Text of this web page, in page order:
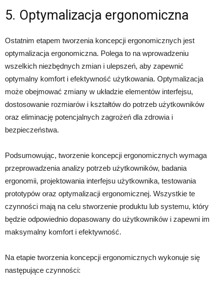
5. Optymalizacja ergonomiczna
Ostatnim etapem tworzenia koncepcji ergonomicznych jest
optymalizacja ergonomiczna. Polega to na wprowadzeniu
wszelkich niezbędnych zmian i ulepszeń, aby zapewnić
optymalny komfort i efektywność użytkowania. Optymalizacja
może obejmować zmiany w układzie elementów interfejsu,
dostosowanie rozmiarów i kształtów do potrzeb użytkowników
oraz eliminację potencjalnych zagrożeń dla zdrowia i
bezpieczeństwa.
Podsumowując, tworzenie koncepcji ergonomicznych wymaga
przeprowadzenia analizy potrzeb użytkowników, badania
ergonomii, projektowania interfejsu użytkownika, testowania
prototypów oraz optymalizacji ergonomicznej. Wszystkie te
czynności mają na celu stworzenie produktu lub systemu, który
będzie odpowiednio dopasowany do użytkowników i zapewni im
maksymalny komfort i efektywność.
Na etapie tworzenia koncepcji ergonomicznych wykonuje się
następujące czynności: